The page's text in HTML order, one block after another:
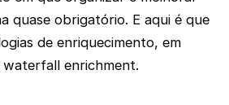
quase obrigatório. E aqui é que
de enriquecimento, em
enrichment.